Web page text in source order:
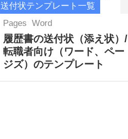
送付状テンプレート一覧
Pages Word
履歴書の送付状（添え状）/
転職者向け（ワード、ペー
ジズ）のテンプレート